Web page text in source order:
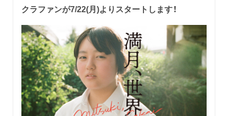
クラファンが7/22(月)よりスタートします！